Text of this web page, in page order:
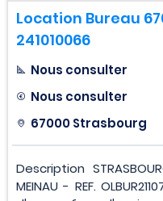
Location Bureau
241010066
Nous consulter
Nous consulter
67000 Strasbourg
Description
MEINAU - REF.